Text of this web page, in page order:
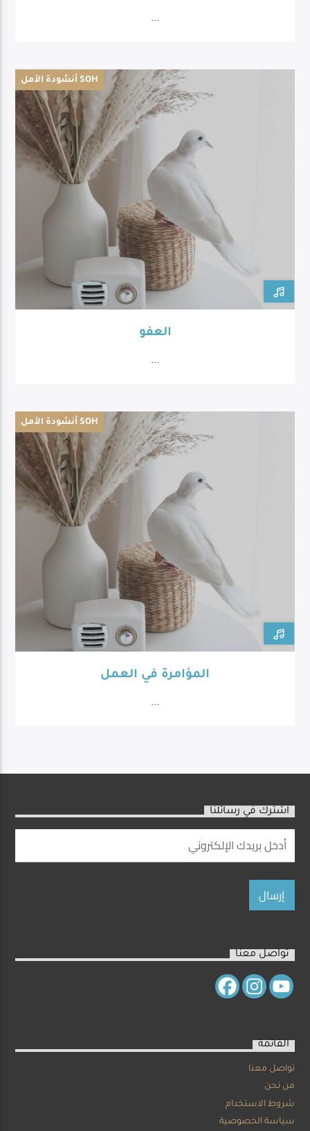
...
أنشودة الأمل SOH
العفو
...
أنشودة الأمل SOH
المؤامرة في العمل
...
اشترك في رسائلنا
تواصل معنا
القائمة
تواصل معنا
من نحن
شروط الاستخدام
سياسة الخصوصية